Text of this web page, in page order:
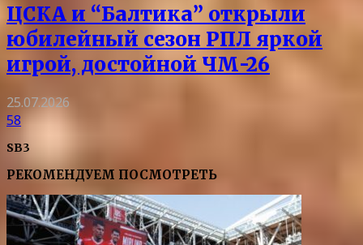
ЦСКА и “Балтика” открыли
юбилейный сезон РПЛ яркой
игрой, достойной ЧМ-26
25.07.2026
58
SB3
РЕКОМЕНДУЕМ ПОСМОТРЕТЬ